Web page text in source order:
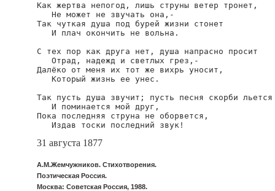
Как жертва непогод, лишь струны ветер тронет,
   Не может не звучать она,-
Так чуткая душа под бурей жизни стонет
   И плач окончить не вольна.
С тех пор как друга нет, душа напрасно просит
   Отрад, надежд и светлых грез,-
Далёко от меня их тот же вихрь уносит,
   Который жизнь ее унес.
Так пусть душа звучит; пусть песня скорби льется
   И поминается мой друг,
Пока последняя струна не оборвется,
   Издав тоски последний звук!
31 августа 1877
А.М.Жемчужников. Стихотворения.
Поэтическая Россия.
Москва: Советская Россия, 1988.